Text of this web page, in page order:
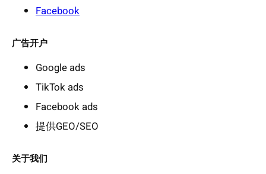
Facebook
广告开户
Google ads
TikTok ads
Facebook ads
提供GEO/SEO
关于我们